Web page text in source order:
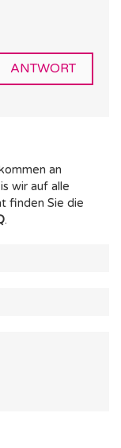
ANTWORT
an
wir auf alle
finden Sie die
.